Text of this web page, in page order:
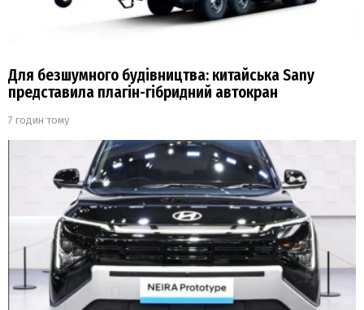
Для безшумного будівництва: китайська Sany
представила плагін-гібридний автокран
7 годин тому